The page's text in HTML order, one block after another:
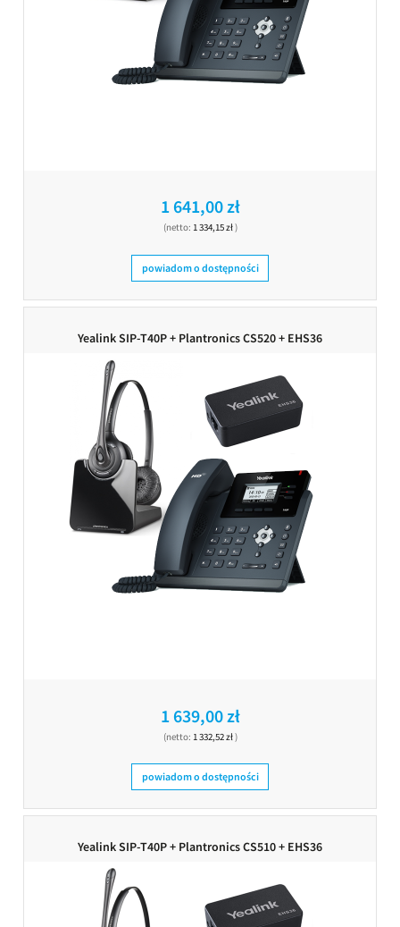
1 641,00 zł
(netto: 1 334,15 zł)
powiadom o dostępności
Yealink SIP-T40P + Plantronics CS520 + EHS36
1 639,00 zł
(netto: 1 332,52 zł)
powiadom o dostępności
Yealink SIP-T40P + Plantronics CS510 + EHS36